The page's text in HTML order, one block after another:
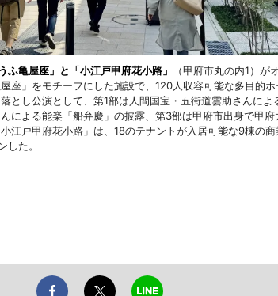
ふ亀屋座」と「小江戸甲府花小路」
（甲府市丸の内1）
座」をモチーフにした施設で、120人収容可能な多目的
とし公演として、第1部は人間国宝・五街道雲助さんに
による能楽「船弁慶」の披露、第3部は甲府市出身で甲府
江戸甲府花小路」は、18のテナントが入居可能な9棟の
た。